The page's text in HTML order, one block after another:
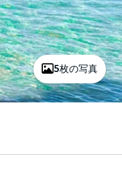
5枚の写真